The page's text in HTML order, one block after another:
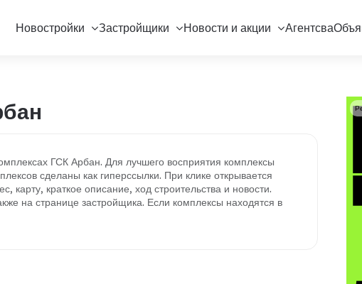
Новостройки Застройщики Новости и акции Агентсва
ГСК Арбан. Для лучшего восприятия комплексы
сделаны как гиперссылки. При клике открывается
краткое описание, ход строительства и новости.
на странице застройщика. Если комплексы находятся в